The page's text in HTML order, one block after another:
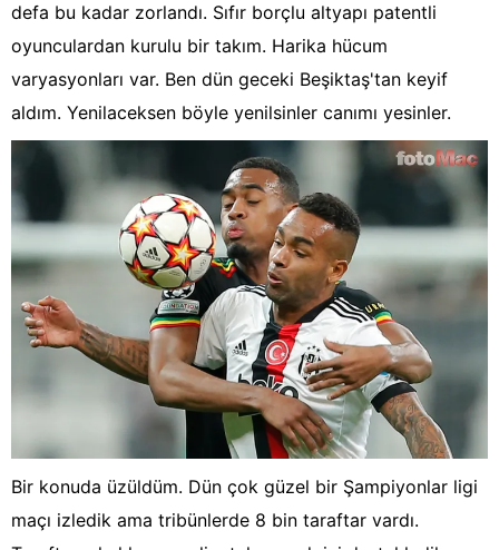
defa bu kadar zorlandı. Sıfır borçlu altyapı patentli
oyunculardan kurulu bir takım. Harika hücum
varyasyonları var. Ben dün geceki Beşiktaş'tan keyif
aldım. Yenilaceksen böyle yenilsinler canımı yesinler.
Bir konuda üzüldüm. Dün çok güzel bir Şampiyonlar ligi
maçı izledik ama tribünlerde 8 bin taraftar vardı.